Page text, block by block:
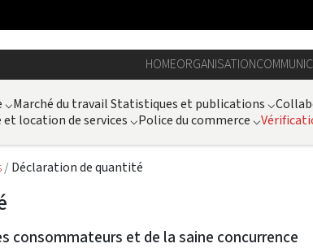
HOMEORGANISATION
⌵Marché du travail Statistiques et publications ⌵
location de services ⌵Police du commerce ⌵
Déclaration de quantité
consommateurs et de la saine concurrence